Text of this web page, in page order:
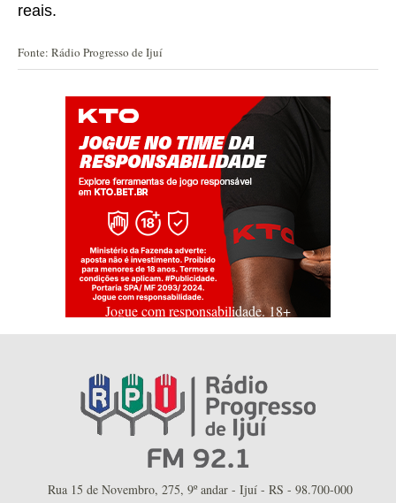
reais.
Fonte: Rádio Progresso de Ijuí
Jogue com responsabilidade. 18+
Rua 15 de Novembro, 275, 9º andar - Ijuí - RS - 98.700-000